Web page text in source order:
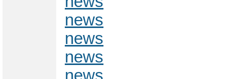
news
news
news
news